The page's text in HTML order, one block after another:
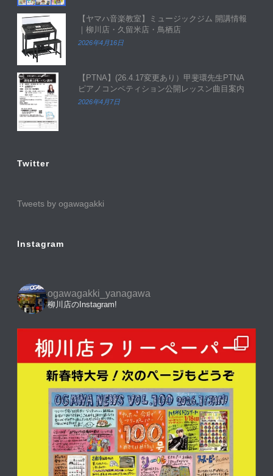
【ヤマハ音楽教室】ミュージックジム 開講情報
｜柳川店・久留米店・鳥栖店
2026年4月16日
【PTNA】(26.4.17変更あり）甲斐環先生PTNA
ピアノコンペティション公開レッスン曲目案内
2026年4月7日
Twitter
Tweets by ogawagakki
Instagram
ogawagakki_yanagawa
柳川店のInstagram!